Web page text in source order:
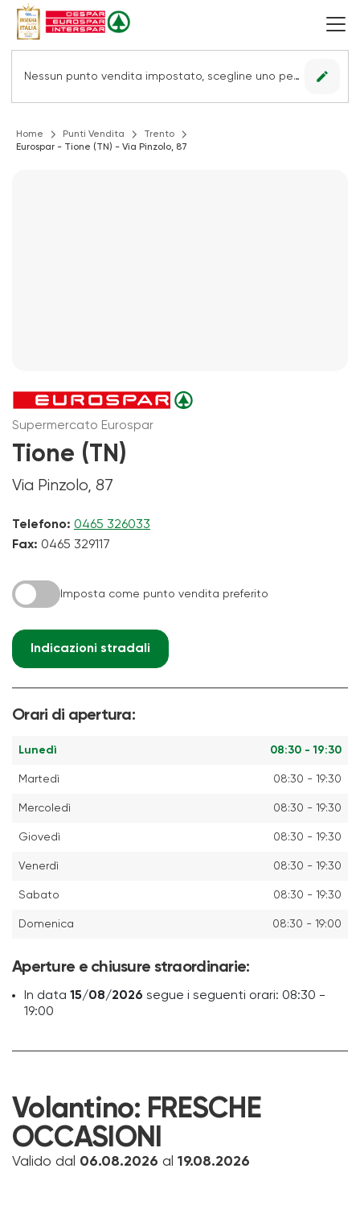
Nessun punto vendita impostato, scegline uno per vedere le offerte. edit
Home Punti Vendita
Trento
Eurospar - Tione (TN) - Via Pinzolo, 87
Supermercato Eurospar
Tione (TN)
Via Pinzolo, 87
Telefono: 0465 326033
Fax: 0465 329117
Imposta come punto vendita preferito
Indicazioni stradali
Orari di apertura:
Lunedì 08:30 - 19:30
Martedì 08:30 - 19:30
Mercoledì 08:30 - 19:30
Giovedì 08:30 - 19:30
Venerdì 08:30 - 19:30
Sabato 08:30 - 19:30
Domenica 08:30 - 19:00
Aperture e chiusure straordinarie:
In data 15/08/2026 segue i seguenti orari: 08:30 -
19:00
Volantino: FRESCHE
OCCASIONI
Valido dal 06.08.2026 al 19.08.2026